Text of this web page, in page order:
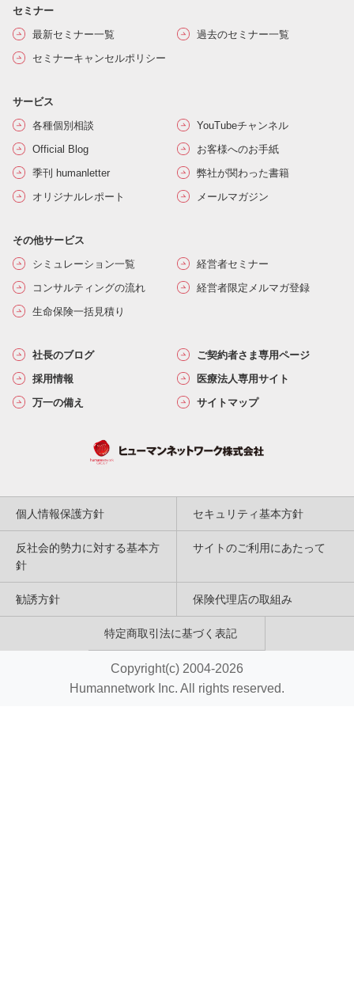
セミナー
最新セミナー一覧
過去のセミナー一覧
セミナーキャンセルポリシー
サービス
各種個別相談
YouTubeチャンネル
Official Blog
お客様へのお手紙
季刊 humanletter
弊社が関わった書籍
オリジナルレポート
メールマガジン
その他サービス
シミュレーション一覧
経営者セミナー
コンサルティングの流れ
経営者限定メルマガ登録
生命保険一括見積り
社長のブログ
ご契約者さま専用ページ
採用情報
医療法人専用サイト
万一の備え
サイトマップ
個人情報保護方針 セキュリティ基本方針
反社会的勢力に対する基本方
針
サイトのご利用にあたって
勧誘方針 保険代理店の取組み
特定商取引法に基づく表記
Copyright(c) 2004-2026
Humannetwork Inc. All rights reserved.